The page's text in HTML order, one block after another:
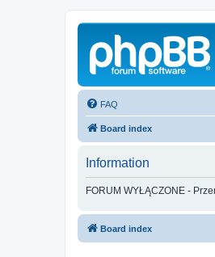
FAQ
Board index
Information
FORUM WYŁĄCZONE -
Board index